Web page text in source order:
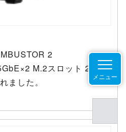
メニュー
2
M.2スロット 2ベイ
ました。